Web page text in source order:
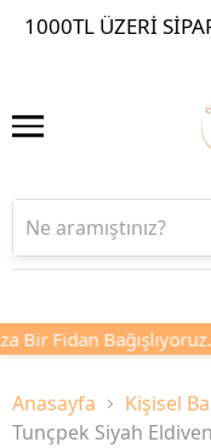
1000TL ÜZERI
Bir Fidan Bağışlıyoruz.
Anasayfa
Kişisel
Tunçpek Siyah